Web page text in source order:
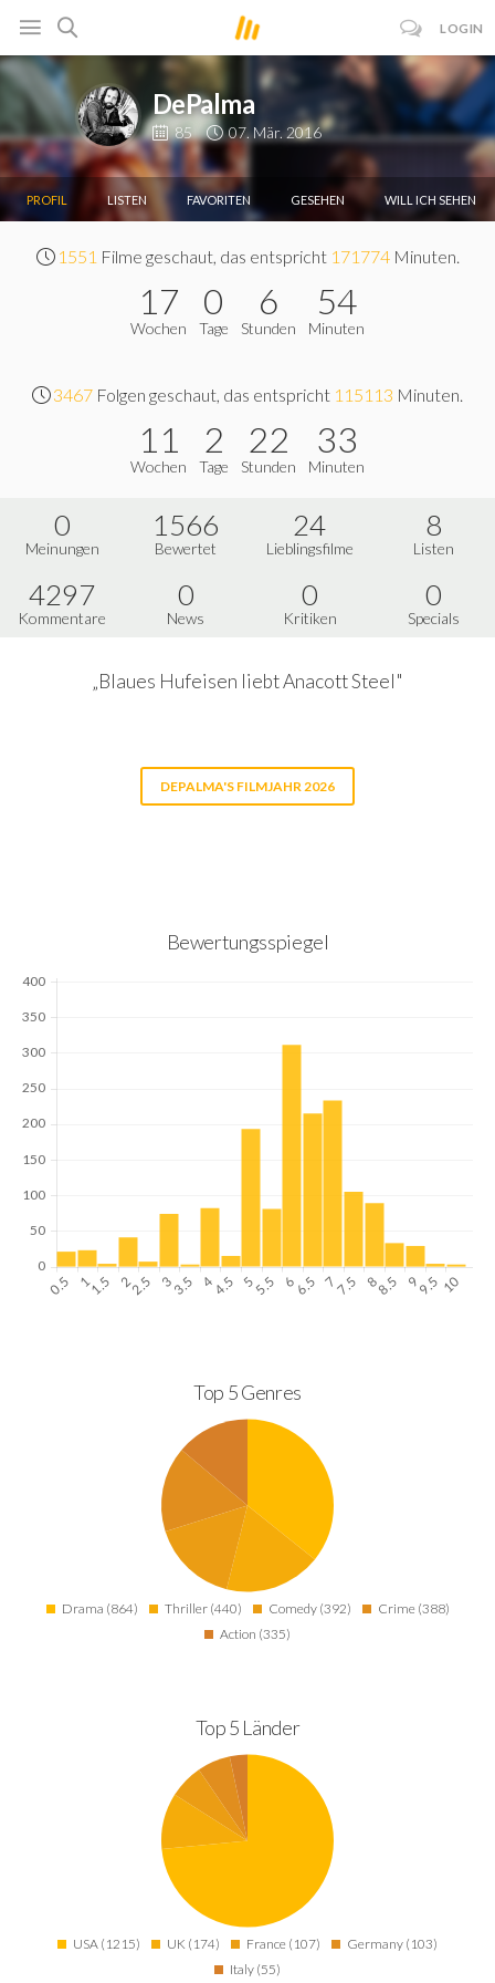
LOGIN
DePalma
85 07. Mär. 2016
PROFIL LISTEN FAVORITEN GESEHEN WILL ICH SEHEN
1551 Filme geschaut, das entspricht 171774Minuten.
17
Wochen
0
Tage
6
Stunden
54
Minuten
3467 Folgen geschaut, das entspricht 115113 Minuten.
11
Wochen
2
Tage
22
Stunden
33
Minuten
0
Meinungen
1566
Bewertet
24
Lieblingsfilme
8
Listen
4297
Kommentare
0
News
0
Kritiken
0
Specials
„Blaues Hufeisen liebt Anacott Steel"
DEPALMA'S FILMJAHR 2026
Bewertungsspiegel
Top 5 Genres
Drama (864) Thriller (440) Comedy (392)
Crime (388)
Action (335)
Top 5 Länder
USA (1215) UK (174) France (107)
Germany (103)
Italy (55)